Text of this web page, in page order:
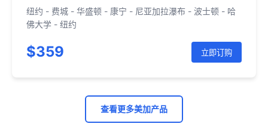
纽约 - 费城 - 华盛顿 - 康宁 - 尼亚加拉瀑布 - 波士顿 - 哈
佛大学 - 纽约
$359 立即订购
查看更多美加产品